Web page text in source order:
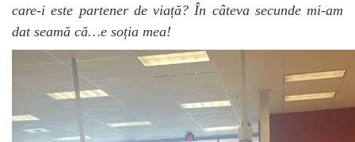
care-i este partener de viață? În câteva secunde mi-am
dat seamă că…e soția mea!